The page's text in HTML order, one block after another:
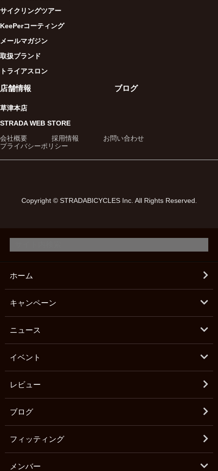
サイクリングツアー
KeePerコーティング
メールマガジン
取扱ブランド
トライアスロン
店舗情報
草津本店
STRADA WEB STORE
ブログ
会社概要 採用情報
お問い合わせ
プライバシーポリシー
Copyright © STRADABICYCLES Inc. All Rights Reserved.
ホーム
キャンペーン
ニュース
イベント
レビュー
ブログ
フィッティング
メンバー